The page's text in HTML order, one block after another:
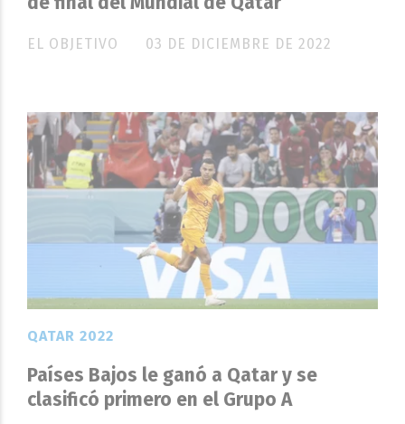
EL OBJETIVO 03 DE DICIEMBRE DE 2022
Países Bajos le ganó a Qatar y se
clasificó primero en el Grupo A
QATAR 2022